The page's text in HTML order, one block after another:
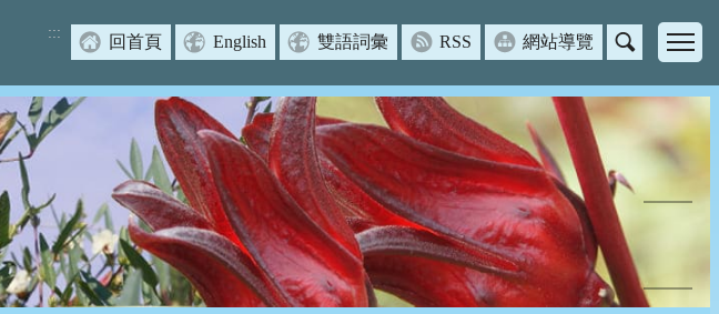
::: 回首頁 English 雙語詞彙 RSS 網站導覽